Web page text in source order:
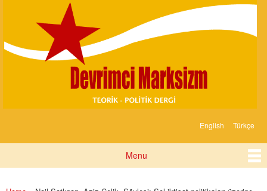
content
Marksizm
English Türkçe
Menu